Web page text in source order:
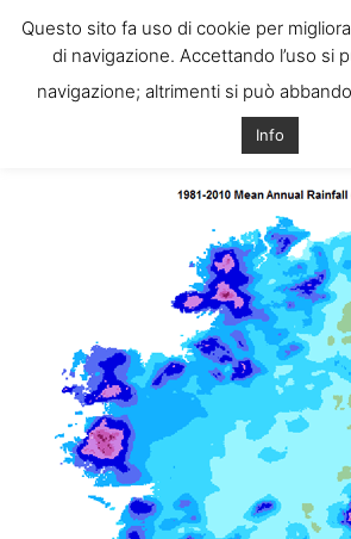
Tag: come mai in irlanda
Questo sito fa uso di cookie per
di navigazione. Accettando l’uso si
navigazione; altrimenti si può
Info